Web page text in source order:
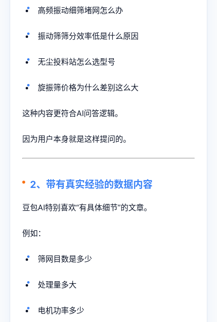
高频振动细筛堵网怎么办
振动筛筛分效率低是什么原因
无尘投料站怎么选型号
旋振筛价格为什么差别这么大
这种内容更符合AI问答逻辑。
因为用户本身就是这样提问的。
2、带有真实经验的数据内容
豆包AI特别喜欢“有具体细节”的文章。
例如：
筛网目数是多少
处理量多大
电机功率多少